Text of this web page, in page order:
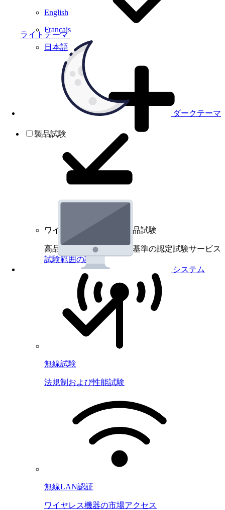
ライトテーマ
ダークテーマ
システム
English
Français
日本語
製品試験
ワイヤレスデバイスの製品試験
高品質規格に基づく国際基準の認定試験サービス
試験範囲の詳細
無線試験
法規制および性能試験
無線LAN認証
ワイヤレス機器の市場アクセス